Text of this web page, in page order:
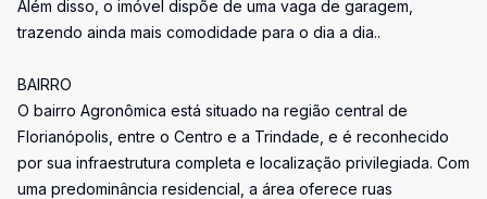
Além disso, o imóvel dispõe de uma vaga de garagem,
trazendo ainda mais comodidade para o dia a dia..
BAIRRO
O bairro Agronômica está situado na região central de
Florianópolis, entre o Centro e a Trindade, e é reconhecido
por sua infraestrutura completa e localização privilegiada. Com
uma predominância residencial, a área oferece ruas